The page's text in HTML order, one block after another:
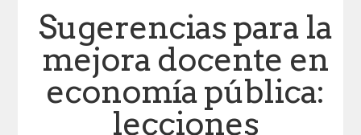
Sugerencias para la
mejora docente en
economía pública:
lecciones